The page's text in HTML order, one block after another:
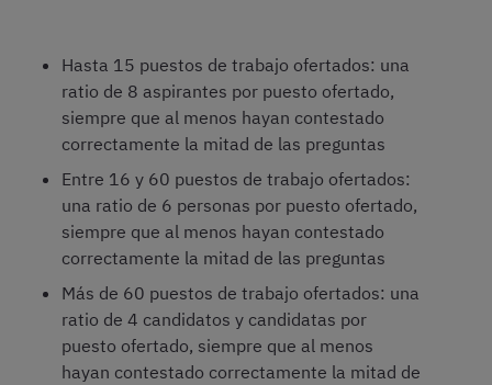
Hasta 15 puestos de trabajo ofertados: una
ratio de 8 aspirantes por puesto ofertado,
siempre que al menos hayan contestado
correctamente la mitad de las preguntas
Entre 16 y 60 puestos de trabajo ofertados:
una ratio de 6 personas por puesto ofertado,
siempre que al menos hayan contestado
correctamente la mitad de las preguntas
Más de 60 puestos de trabajo ofertados: una
ratio de 4 candidatos y candidatas por
puesto ofertado, siempre que al menos
hayan contestado correctamente la mitad de